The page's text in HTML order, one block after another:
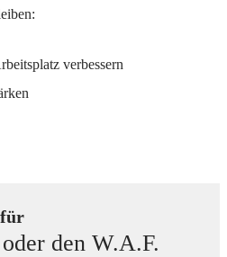
verbessern
für
den W.A.F.